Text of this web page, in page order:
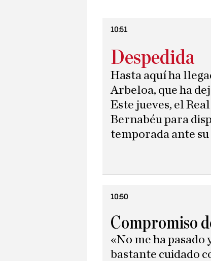
10:51
Despedida
Hasta aquí ha
Arbeloa, que ha
Este jueves, el
Bernabéu para
temporada ante
10:50
Compromiso
«No me ha pasado
bastante cuidado